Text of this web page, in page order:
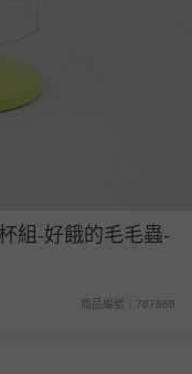
組-好餓的毛毛蟲-
商品編號：787868